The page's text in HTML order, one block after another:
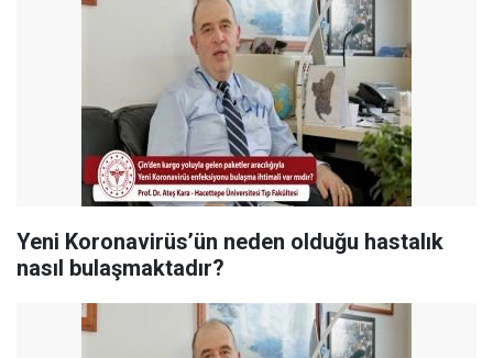
Yeni Koronavirüs’ün neden olduğu hastalık
nasıl bulaşmaktadır?